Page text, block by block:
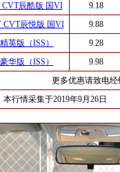
CVT辰酷版 国VI
9.18
CVT辰悦版 国VI
9.88
英版（ISS）
9.28
华版（ISS）
9.98
更多优惠请致电经
本行情采集于2019年9月26日